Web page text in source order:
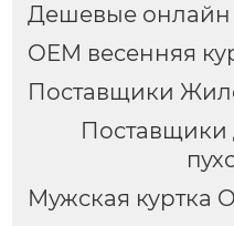
Дешевые онлайн
OEM весенняя
Поставщики
Мужская куртка